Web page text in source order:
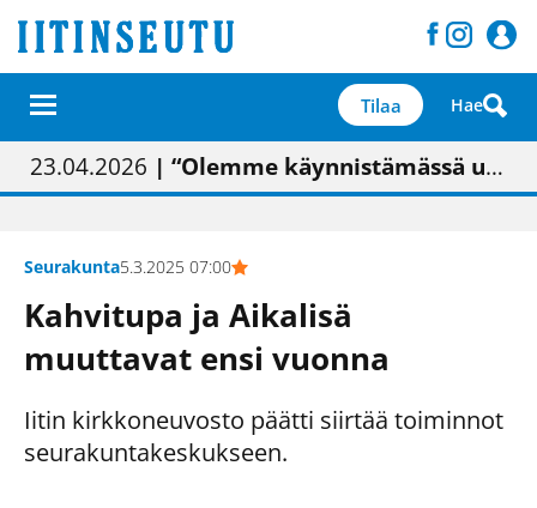
Tilaa Hae
01.02.2026 | Painon vaihtumisen pitäisi näkyä hieman parempana painojäljen laatuna lehdessä
05.02.2026 | Uudistettu kunnantalo on valoisa
23.04.2026 | “Olemme käynnistämässä uudelleen keskustavisiotyön”
09.05.2026| "Maalla on totuttu elämään omavaraisemmin kuin kaupungissa"
Seurakunta5.3.2025 07:00
Kahvitupa ja Aikalisä
muuttavat ensi vuonna
Iitin kirkkoneuvosto päätti siirtää toiminnot
seurakuntakeskukseen.